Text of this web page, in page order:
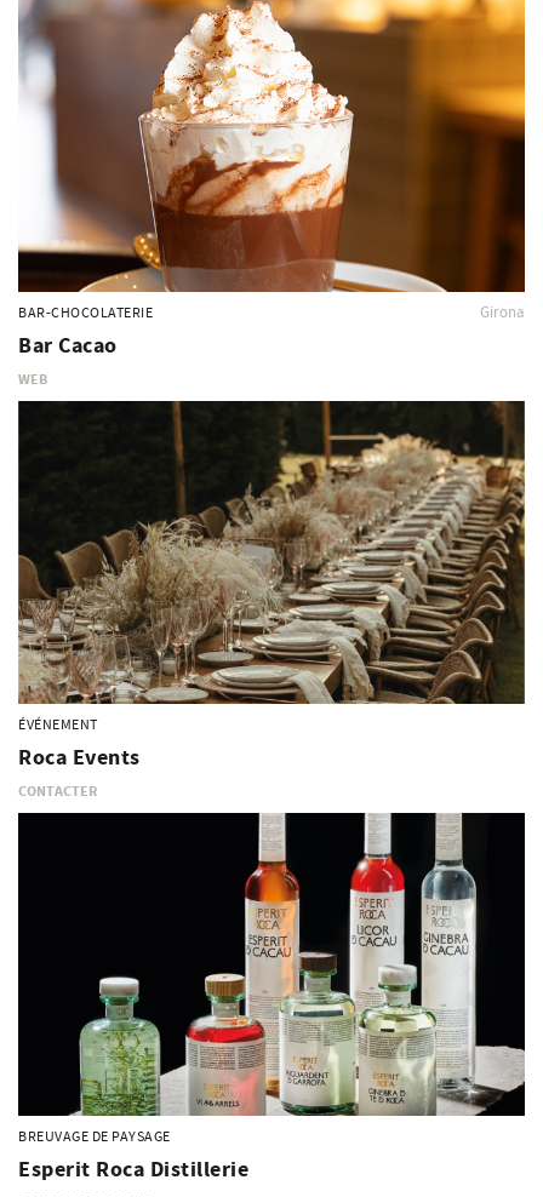
BAR-CHOCOLATERIE
Bar Cacao
WEB
Girona
ÉVÉNEMENT
Roca Events
CONTACTER
BREUVAGE DE PAYSAGE
Esperit Roca Distillerie